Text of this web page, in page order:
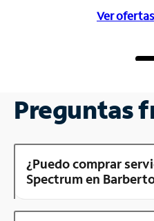
Ver
Preguntas
¿Puedo comprar
Spectrum en